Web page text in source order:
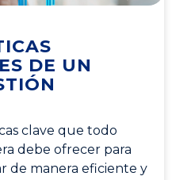
DE UN
clave que todo
debe ofrecer para
de manera eficiente y